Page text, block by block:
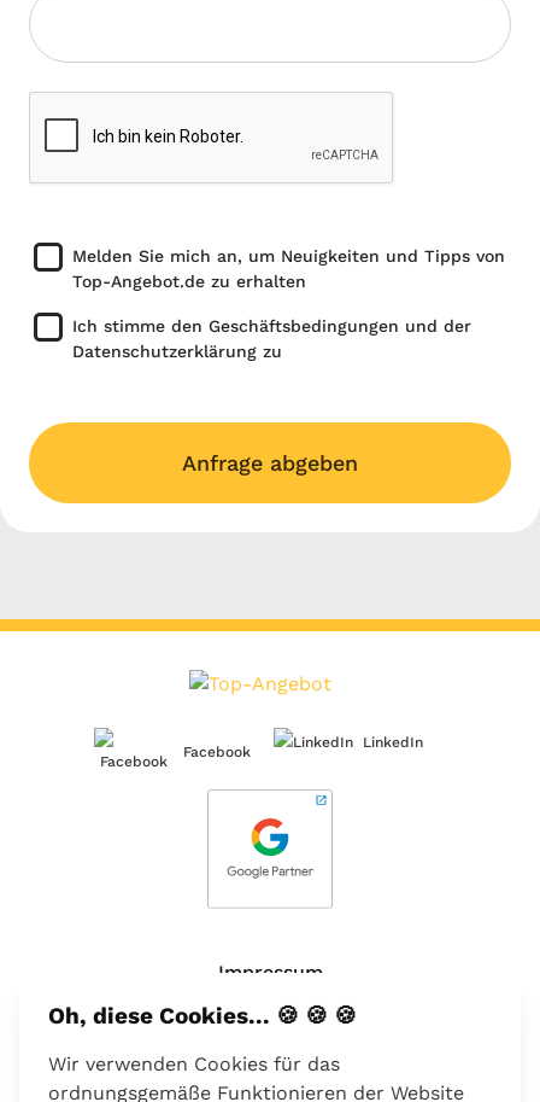
Melden Sie mich an, um Neuigkeiten und Tipps von
Top-Angebot.de zu erhalten
Ich stimme den Geschäftsbedingungen und der
Datenschutzerklärung zu
Anfrage abgeben
Facebook
LinkedIn
Impressum
Über uns
Kontakt
Oh, diese Cookies... 🍪 🍪 🍪
Wir verwenden Cookies für das
ordnungsgemäße Funktionieren der Website